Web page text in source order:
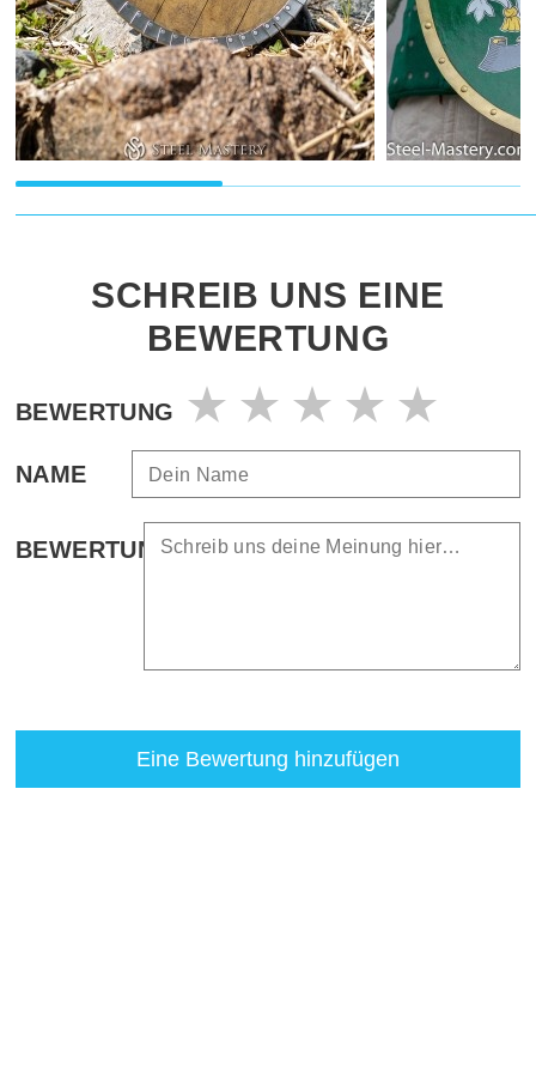
SCHREIB UNS EINE
BEWERTUNG
BEWERTUNG
NAME
BEWERTUNG
Eine Bewertung hinzufügen